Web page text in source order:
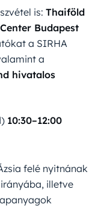
is: Thaiföld
Budapest
a SIRHA
a
hivatalos
10:30–12:00
felé nyitnának
illetve